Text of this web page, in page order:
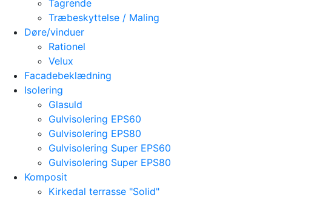
Tagrende
Træbeskyttelse / Maling
Døre/vinduer
Rationel
Velux
Facadebeklædning
Isolering
Glasuld
Gulvisolering EPS60
Gulvisolering EPS80
Gulvisolering Super EPS60
Gulvisolering Super EPS80
Komposit
Kirkedal terrasse "Solid"